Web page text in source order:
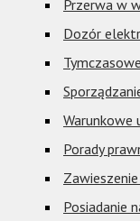
Przerwa w
Dozór
Warunkowe
Porady
Posiadanie